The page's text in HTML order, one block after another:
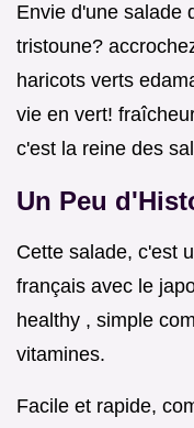
Envie d'une salade
tristoune?
haricots verts
vie en vert!
c'est la reine des
Un Peu
Cette salade, c'est
français avec le
healthy , simple
vitamines.
Facile et rapide,